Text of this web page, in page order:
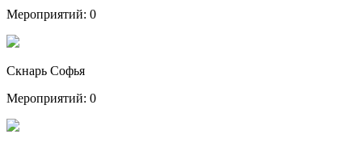
Мероприятий: 0
Скнарь Софья
Мероприятий: 0